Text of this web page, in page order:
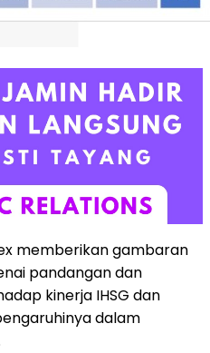
memberikan gambaran
pandangan dan
kinerja IHSG dan
dalam